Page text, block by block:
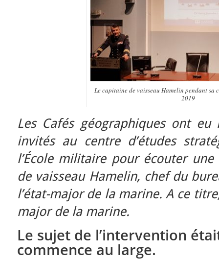
Le capitaine de vaisseau Hamelin pendant sa
2019
Les Cafés géographiques ont eu
invités au centre d’études
l’École militaire pour écouter
de vaisseau Hamelin, chef du
l’état-major de la marine. A ce
major de la marine.
Le sujet de l’intervention
commence au large.